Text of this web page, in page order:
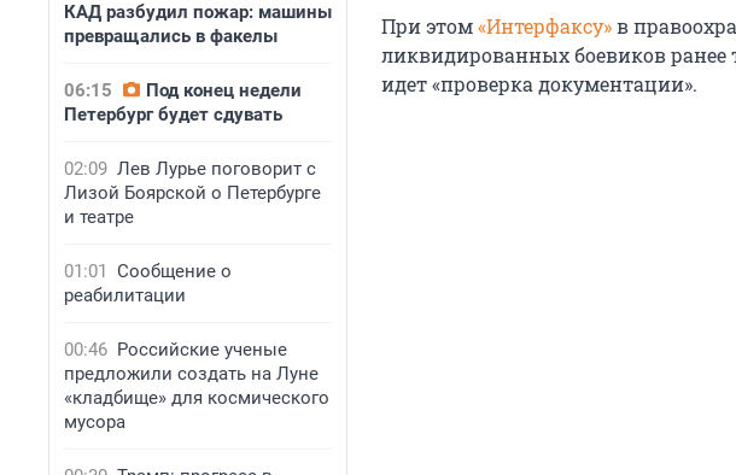
КАД разбудил пожар: машины
превращались в факелы
06:15
Под конец недели
Петербург будет сдувать
02:09 Лев Лурье поговорит с
Лизой Боярской о Петербурге
и театре
01:01 Сообщение о
реабилитации
00:46 Российские ученые
предложили создать на Луне
«кладбище» для космического
мусора
При этом«Интерфаксу»в
ликвидированных боевиков ранее
идет «проверка документации».